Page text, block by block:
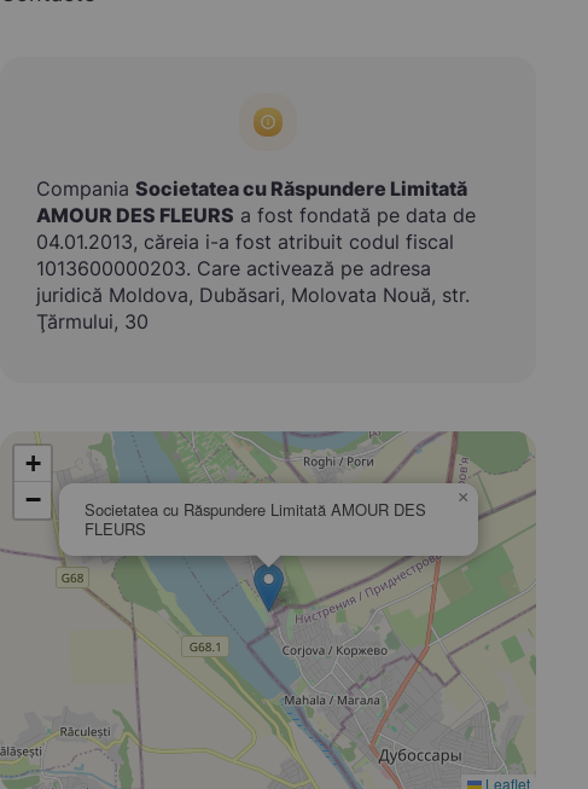
Compania Societatea cu Răspundere Limitată
AMOUR DES FLEURS a fost fondată pe data de
04.01.2013, căreia i-a fost atribuit codul fiscal
1013600000203. Care activează pe adresa
juridică Moldova, Dubăsari, Molovata Nouă, str.
Ţărmului, 30
Societatea cu Răspundere Limitată AMOUR DES
FLEURS
×
+
−
Leaflet